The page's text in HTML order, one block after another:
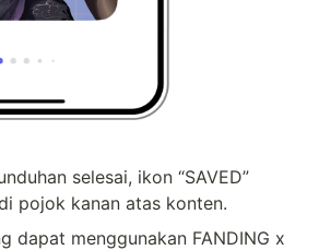
selesai, ikon “SAVED”
pojok kanan atas konten.
dapat menggunakan FANDING x